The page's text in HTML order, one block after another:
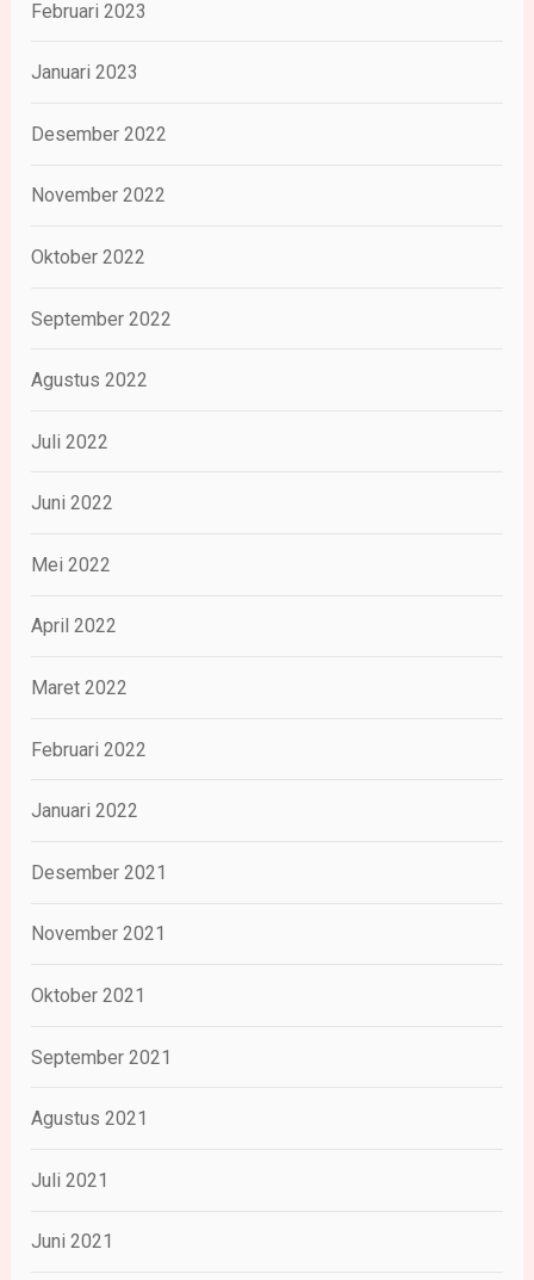
Februari 2023
Januari 2023
Desember 2022
November 2022
Oktober 2022
September 2022
Agustus 2022
Juli 2022
Juni 2022
Mei 2022
April 2022
Maret 2022
Februari 2022
Januari 2022
Desember 2021
November 2021
Oktober 2021
September 2021
Agustus 2021
Juli 2021
Juni 2021